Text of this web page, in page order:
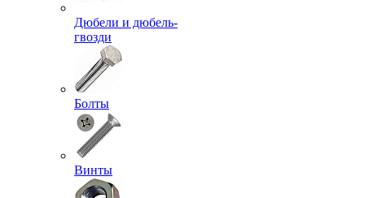
Дюбели и дюбель-
гвозди
Болты
Винты